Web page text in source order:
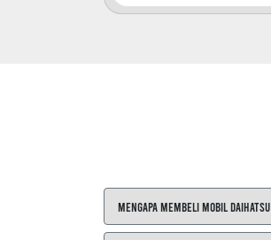
Mengapa Membeli Mobil Daihatsu